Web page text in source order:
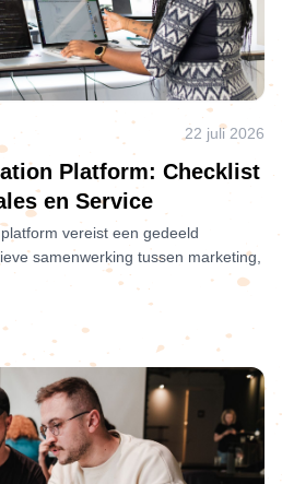
22 juli 2026
Platform: Checklist
en Service
vereist een gedeeld
samenwerking tussen marketing,